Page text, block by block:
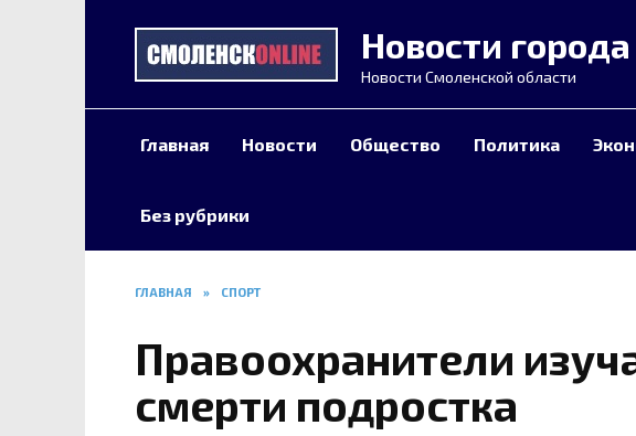
Новости города
Новости Смоленской области
Главная Новости Общество Политика
Без рубрики
ГЛАВНАЯ » СПОРТ
Правоохранители
смерти подростка